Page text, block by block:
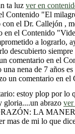
ta luz ver en
Contenido "El
el Dr. Callejón ,
en el Contenido
a lograrlo,
descubierto siempre
comentario en el
una nena de 7 años
un comentario en el
estoy plop por lo
gloria....un abrazo ver
LA
de mi lo que